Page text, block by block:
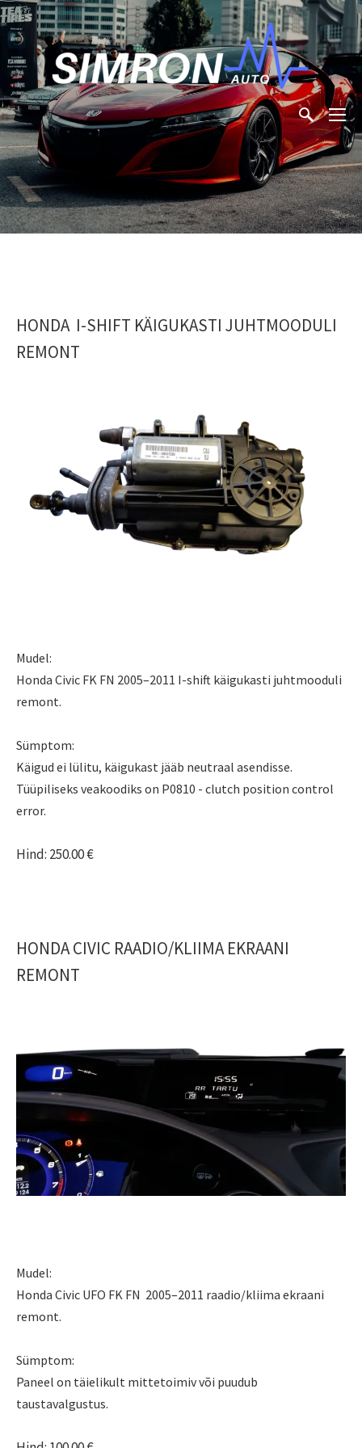
HONDA I-SHIFT KÄIGUKASTI JUHTMOODULI
REMONT
Mudel:
Honda Civic FK FN 2005–2011 I-shift käigukasti juhtmooduli
remont.
Sümptom:
Käigud ei lülitu, käigukast jääb neutraal asendisse.
Tüüpiliseks veakoodiks on P0810 - clutch position control
error.
Hind: 250.00 €
HONDA CIVIC RAADIO/KLIIMA EKRAANI
REMONT
Mudel:
Honda Civic UFO FK FN 2005–2011 raadio/kliima ekraani
remont.
Sümptom:
Paneel on täielikult mittetoimiv või puudub
taustavalgustus.